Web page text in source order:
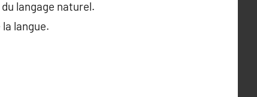
langage naturel.
langue.